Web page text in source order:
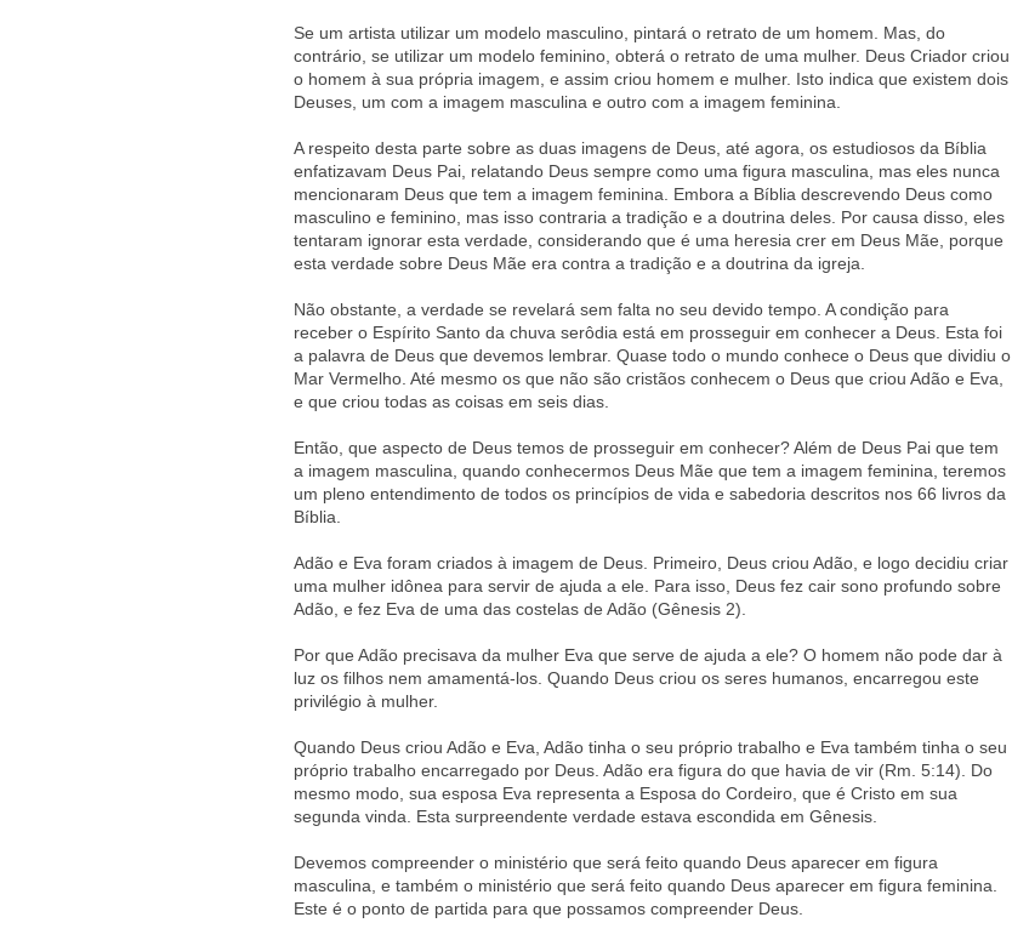
Se um artista utilizar um modelo masculino, pintará o retrato de um homem. Mas, do
contrário, se utilizar um modelo feminino, obterá o retrato de uma mulher. Deus Criador criou
o homem à sua própria imagem, e assim criou homem e mulher. Isto indica que existem dois
Deuses, um com a imagem masculina e outro com a imagem feminina.
A respeito desta parte sobre as duas imagens de Deus, até agora, os estudiosos da Bíblia
enfatizavam Deus Pai, relatando Deus sempre como uma figura masculina, mas eles nunca
mencionaram Deus que tem a imagem feminina. Embora a Bíblia descrevendo Deus como
masculino e feminino, mas isso contraria a tradição e a doutrina deles. Por causa disso, eles
tentaram ignorar esta verdade, considerando que é uma heresia crer em Deus Mãe, porque
esta verdade sobre Deus Mãe era contra a tradição e a doutrina da igreja.
Não obstante, a verdade se revelará sem falta no seu devido tempo. A condição para
receber o Espírito Santo da chuva serôdia está em prosseguir em conhecer a Deus. Esta foi
a palavra de Deus que devemos lembrar. Quase todo o mundo conhece o Deus que dividiu o
Mar Vermelho. Até mesmo os que não são cristãos conhecem o Deus que criou Adão e Eva,
e que criou todas as coisas em seis dias.
Então, que aspecto de Deus temos de prosseguir em conhecer? Além de Deus Pai que tem
a imagem masculina, quando conhecermos Deus Mãe que tem a imagem feminina, teremos
um pleno entendimento de todos os princípios de vida e sabedoria descritos nos 66 livros da
Bíblia.
Adão e Eva foram criados à imagem de Deus. Primeiro, Deus criou Adão, e logo decidiu criar
uma mulher idônea para servir de ajuda a ele. Para isso, Deus fez cair sono profundo sobre
Adão, e fez Eva de uma das costelas de Adão (Gênesis 2).
Por que Adão precisava da mulher Eva que serve de ajuda a ele? O homem não pode dar à
luz os filhos nem amamentá-los. Quando Deus criou os seres humanos, encarregou este
privilégio à mulher.
Quando Deus criou Adão e Eva, Adão tinha o seu próprio trabalho e Eva também tinha o seu
próprio trabalho encarregado por Deus. Adão era figura do que havia de vir (Rm. 5:14). Do
mesmo modo, sua esposa Eva representa a Esposa do Cordeiro, que é Cristo em sua
segunda vinda. Esta surpreendente verdade estava escondida em Gênesis.
Devemos compreender o ministério que será feito quando Deus aparecer em figura
masculina, e também o ministério que será feito quando Deus aparecer em figura feminina.
Este é o ponto de partida para que possamos compreender Deus.